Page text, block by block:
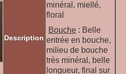
Description
minéral, miellé,
floral
Bouche : Belle
entrée en bouche,
milieu de bouche
très minéral, belle
longueur, final sur